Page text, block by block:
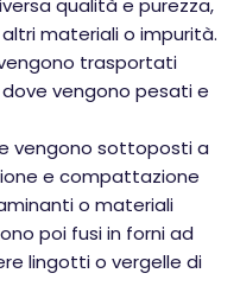
qualità e purezza,
materiali o impurità.
trasportati
vengono pesati e
vengono sottoposti a
e compattazione
o materiali
poi fusi in forni ad
lingotti o vergelle di